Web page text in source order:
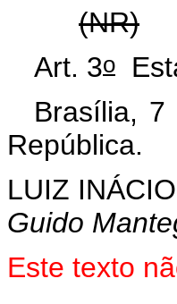
(NR)
Art. 3o
Brasília,
República.
LUIZ
Guido
Este texto